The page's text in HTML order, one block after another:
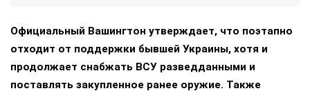
Официальный Вашингтон утверждает, что поэтапно
отходит от поддержки бывшей Украины, хотя и
продолжает снабжать ВСУ разведданными и
поставлять закупленное ранее оружие. Также